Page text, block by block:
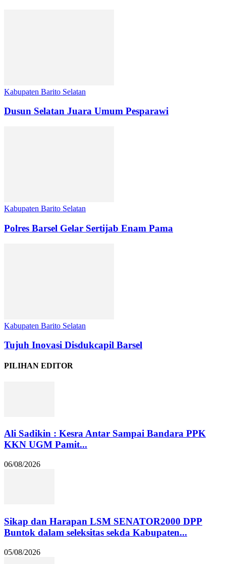
Kabupaten Barito Selatan
Dusun Selatan Juara Umum Pesparawi
Kabupaten Barito Selatan
Polres Barsel Gelar Sertijab Enam Pama
Kabupaten Barito Selatan
Tujuh Inovasi Disdukcapil Barsel
PILIHAN EDITOR
Ali Sadikin : Kesra Antar Sampai Bandara PPK
KKN UGM Pamit...
06/08/2026
Sikap dan Harapan LSM SENATOR2000 DPP
Buntok dalam seleksitas sekda Kabupaten...
05/08/2026